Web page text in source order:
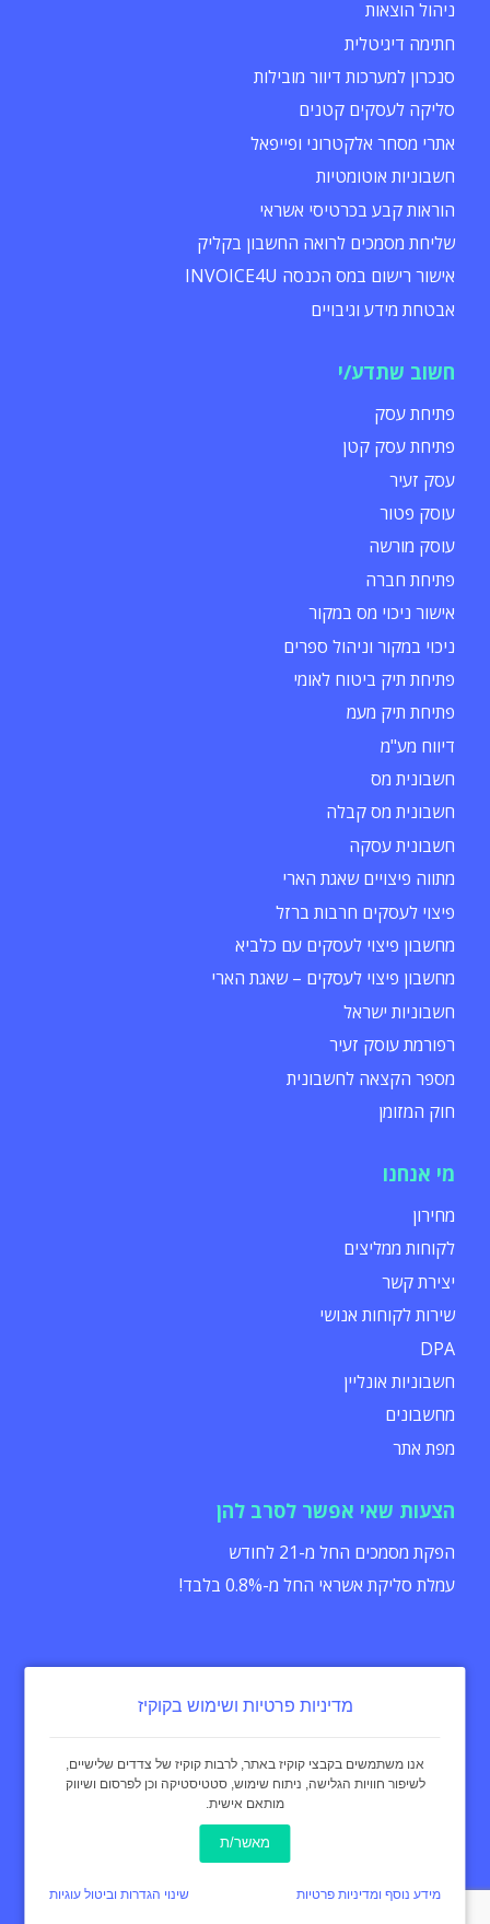
ניהול הוצאות
חתימה דיגיטלית
סנכרון למערכות דיוור מובילות
סליקה לעסקים קטנים
אתרי מסחר אלקטרוני ופייפאל
חשבוניות אוטומטיות
הוראות קבע בכרטיסי אשראי
שליחת מסמכים לרואה החשבון בקליק
אישור רישום במס הכנסה INVOICE4U
אבטחת מידע וגיבויים
חשוב שתדע/י
פתיחת עסק
פתיחת עסק קטן
עסק זעיר
עוסק פטור
עוסק מורשה
פתיחת חברה
אישור ניכוי מס במקור
ניכוי במקור וניהול ספרים
פתיחת תיק ביטוח לאומי
פתיחת תיק מעמ
דיווח מע"מ
חשבונית מס
חשבונית מס קבלה
חשבונית עסקה
מתווה פיצויים שאגת הארי
פיצוי לעסקים חרבות ברזל
מחשבון פיצוי לעסקים עם כלביא
מחשבון פיצוי לעסקים – שאגת הארי
חשבוניות ישראל
רפורמת עוסק זעיר
מספר הקצאה לחשבונית
חוק המזומן
מי אנחנו
מחירון
לקוחות ממליצים
יצירת קשר
שירות לקוחות אנושי
DPA
חשבוניות אונליין
מחשבונים
מפת אתר
הצעות שאי אפשר לסרב להן
הפקת מסמכים החל מ-21 לחודש
עמלת סליקת אשראי החל מ-0.8% בלבד!
מדיניות פרטיות
באינטרנט Invoice4u
עיצוב:
curly black
מדיניות פרטיות ושימוש בקוקיז
אנו משתמשים בקבצי קוקיז באתר, לרבות קוקיז של צדדים שלישיים,
לשיפור חוויות הגלישה, ניתוח שימוש, סטטיסטיקה וכן לפרסום ושיווק
מותאם אישית.
מאשר/ת
מידע נוסף ומדיניות פרטיות שינוי הגדרות וביטול עוגיות